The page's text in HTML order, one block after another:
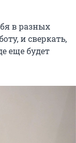
в разных
и сверкать,
еще будет